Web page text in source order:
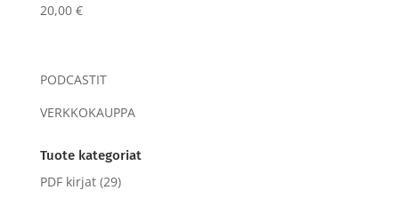
20,00 €
PODCASTIT
VERKKOKAUPPA
Tuote kategoriat
PDF kirjat (29)